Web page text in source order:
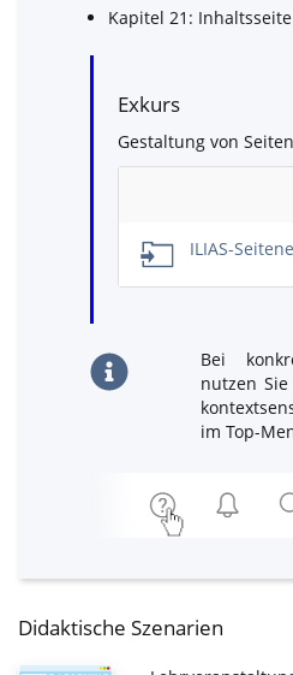
Kapitel 21: Inhaltsseite
Exkurs
Gestaltung von
ILIAS-
Bei
nutzen
im Top-
Didaktische Szenarien